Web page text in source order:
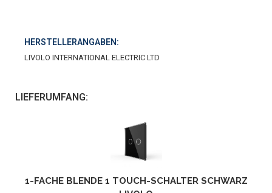
HERSTELLERANGABEN:
LIVOLO INTERNATIONAL ELECTRIC LTD
LIEFERUMFANG:
1-FACHE BLENDE 1 TOUCH-SCHALTER SCHWARZ